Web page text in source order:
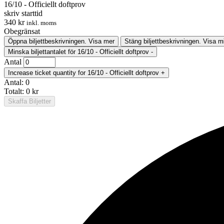
16/10 - Officiellt doftprov
skriv starttid
340 kr inkl. moms
Obegränsat
Öppna biljettbeskrivningen. Visa mer Stäng biljettbeskrivningen. Visa
Minska biljettantalet för 16/10 - Officiellt doftprov -
Antal
Increase ticket quantity for 16/10 - Officiellt doftprov +
Antal: 0
Totalt: 0 kr
Skaffa Biljetter